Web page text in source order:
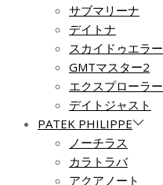
サブマリーナ
デイトナ
スカイドゥエラー
GMTマスター2
エクスプローラー
デイトジャスト
PATEK PHILIPPE
ノーチラス
カラトラバ
アクアノート